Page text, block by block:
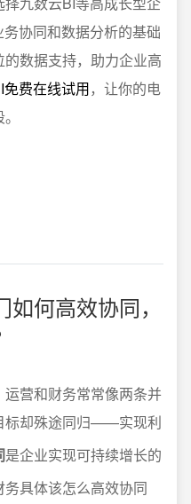
协同和数据分析的基础
数据支持，助力企业高
免费在线试用，让你的电
何高效协同，
营和财务常常像两条并
标却殊途同归——实现利
是企业实现可持续增长的
具体该怎么高效协同